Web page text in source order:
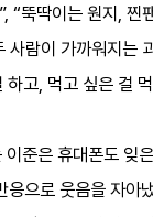
뚝딱이는 원지,
람이 가까워지는
고, 먹고 싶은 걸
준은 휴대폰도
응으로 웃음을 자